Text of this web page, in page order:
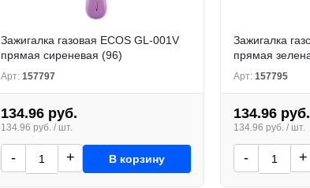
Зажигалка газовая ECOS GL-001V
прямая сиреневая (96)
Арт: 157797
134.96 руб.
134.96 руб. / шт.
- + В корзину
Зажигалка
прямая
Арт: 157795
134.96 руб.
134.96 руб. / шт.
- +